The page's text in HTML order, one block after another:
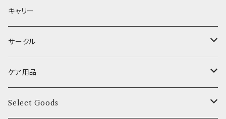
XSサイズ(テープ幅1.0cm) _ 首輪
etc.
季節限定 お正月
季節限定 バレンタイン&ホワイトデー
季節限定 夏
食糞防止
給水器
食器台
カドラー／ベッド
トイレ
キャリー
サークル
サークル
サークルカバー
ケア用品
ブラシ類
Select Goods